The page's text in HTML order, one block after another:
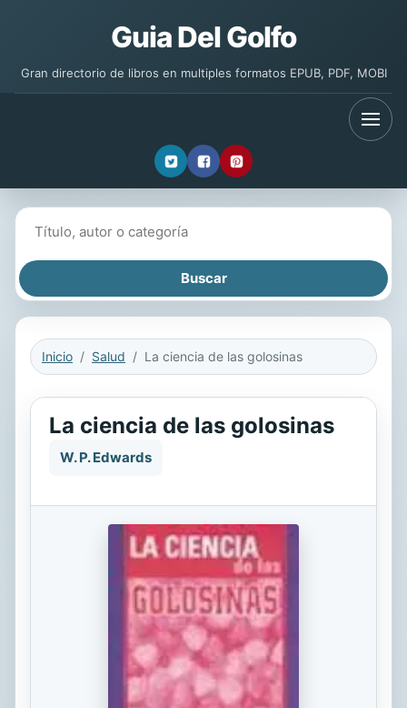
Guia Del Golfo
Gran directorio de libros en multiples formatos EPUB, PDF, MOBI
Inicio Salud La ciencia de las golosinas
La ciencia de las golosinas
W. P. Edwards